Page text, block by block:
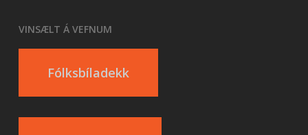
VINSÆLT Á VEFNUM
Fólksbíladekk